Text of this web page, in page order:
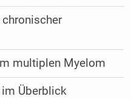
multiplen Myelom
im Überblick